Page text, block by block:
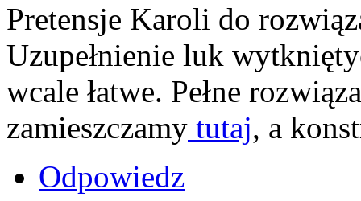
Pretensje Karoli do
Uzupełnienie luk
wcale łatwe. Pełne
zamieszczamy tutaj, a
Odpowiedz